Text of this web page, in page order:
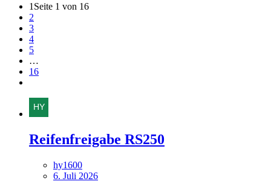
1 Seite 1 von 16
2
3
4
5
…
16
Reifenfreigabe RS250
hy1600
6. Juli 2026